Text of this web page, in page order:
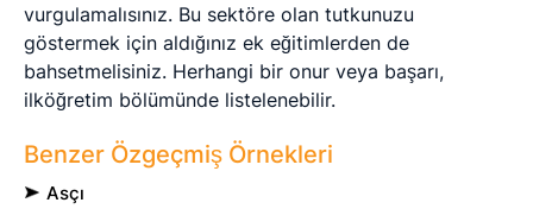
vurgulamalısınız. Bu sektöre olan tutkunuzu
göstermek için aldığınız ek eğitimlerden de
bahsetmelisiniz. Herhangi bir onur veya başarı,
ilköğretim bölümünde listelenebilir.
Benzer Özgeçmiş Örnekleri
Asçı